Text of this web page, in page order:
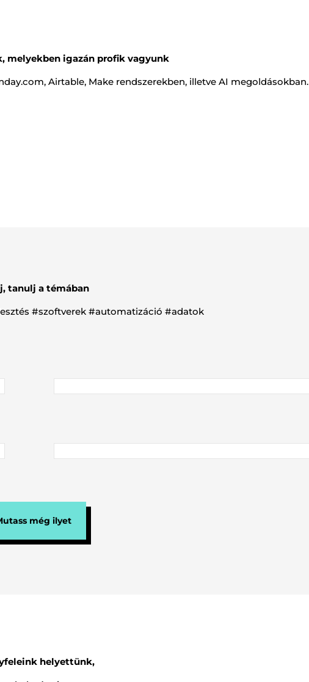
melyekben igazán profik vagyunk
Airtable, Make rendszerekben, illetve AI megoldásokban.
tanulj a témában
#szoftverek #automatizáció #adatok
még ilyet
helyettünk,